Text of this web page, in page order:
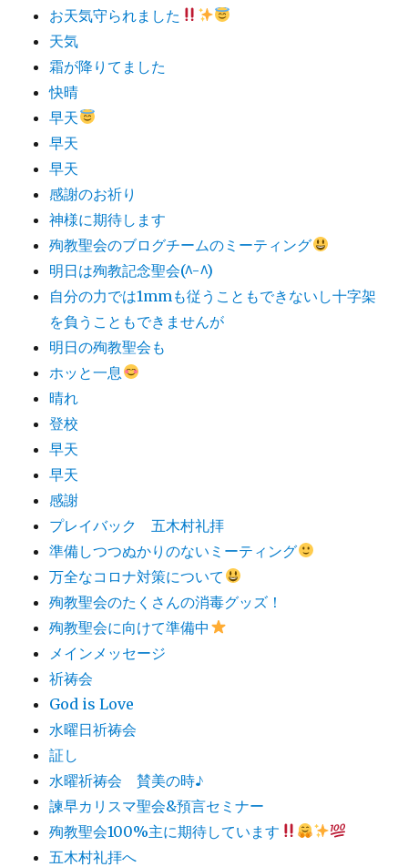
お天気守られました
天気
霜が降りてました
快晴
早天
早天
早天
感謝のお祈り
神様に期待します
殉教聖会のブログチームのミーティング
明日は殉教記念聖会(^-^)
自分の力では1mmも従うこともできないし十字架
を負うこともできませんが
明日の殉教聖会も
ホッと一息
晴れ
登校
早天
早天
感謝
プレイバック 五木村礼拝
準備しつつぬかりのないミーティング
万全なコロナ対策について
殉教聖会のたくさんの消毒グッズ！
殉教聖会に向けて準備中
メインメッセージ
祈祷会
God is Love
水曜日祈祷会
証し
水曜祈祷会 賛美の時♪
諫早カリスマ聖会&預言セミナー
殉教聖会100%主に期待しています
五木村礼拝へ